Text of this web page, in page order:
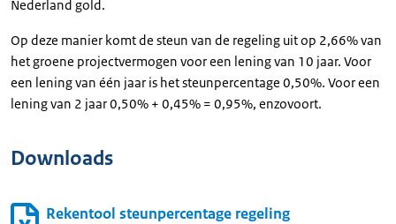
Nederland gold.
Op deze manier komt de steun van de regeling uit op 2,66% van
het groene projectvermogen voor een lening van 10 jaar. Voor
een lening van één jaar is het steunpercentage 0,50%. Voor een
lening van 2 jaar 0,50% + 0,45% = 0,95%, enzovoort.
Downloads
Rekentool steunpercentage regeling